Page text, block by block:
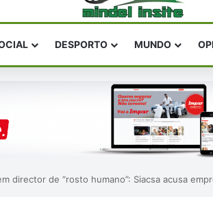
DESPORTO MUNDO
director de “rosto humano”: Siacsa acusa